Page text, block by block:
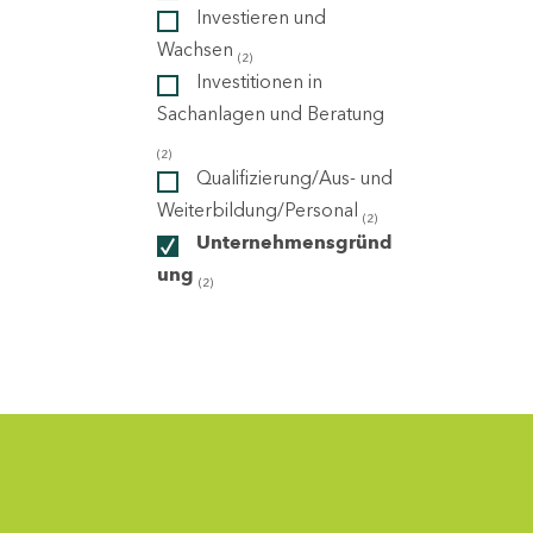
Investieren und
Wachsen (2)
Investitionen in
Sachanlagen und Beratung
(2)
Qualifizierung/Aus- und
Weiterbildung/Personal (2)
Unternehmensgründ
ung (2)